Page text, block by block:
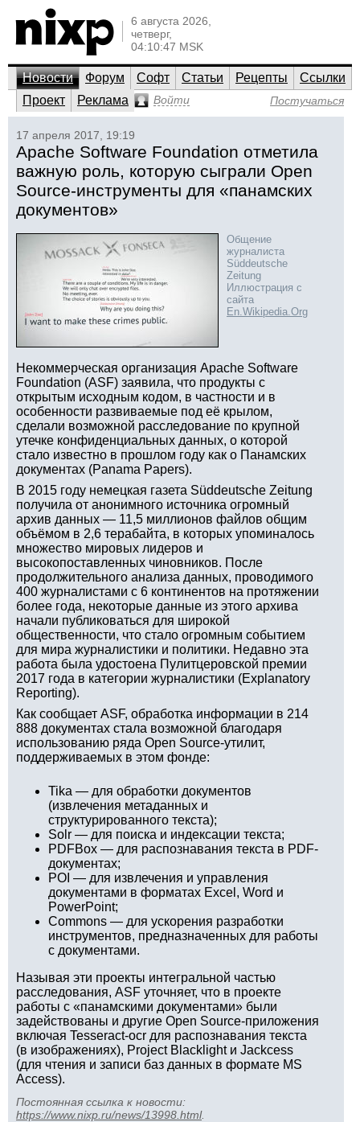
6 августа 2026,
четверг,
04:10:47 MSK
Новости Форум Софт Статьи Рецепты
Ссылки
Проект
Реклама Войти Постучаться
17 апреля 2017, 19:19
Apache Software Foundation отметила
важную роль, которую сыграли Open
Source-инструменты для «панамских
документов»
Общение
журналиста
Süddeutsche
Zeitung
Иллюстрация с
сайта
En.Wikipedia.Org
Некоммерческая организация Apache Software
Foundation (ASF) заявила, что продукты с
открытым исходным кодом, в частности и в
особенности развиваемые под её крылом,
сделали возможной расследование по крупной
утечке конфиденциальных данных, о которой
стало известно в прошлом году как о Панамских
документах (Panama Papers).
В 2015 году немецкая газета Süddeutsche Zeitung
получила от анонимного источника огромный
архив данных — 11,5 миллионов файлов общим
объёмом в 2,6 терабайта, в которых упоминалось
множество мировых лидеров и
высокопоставленных чиновников. После
продолжительного анализа данных, проводимого
400 журналистами с 6 континентов на протяжении
более года, некоторые данные из этого архива
начали публиковаться для широкой
общественности, что стало огромным событием
для мира журналистики и политики. Недавно эта
работа была удостоена Пулитцеровской премии
2017 года в категории журналистики (Explanatory
Reporting).
Как сообщает ASF, обработка информации в 214
888 документах стала возможной благодаря
использованию ряда Open Source-утилит,
поддерживаемых в этом фонде:
Tika — для обработки документов
(извлечения метаданных и
структурированного текста);
Solr — для поиска и индексации текста;
PDFBox — для распознавания текста в PDF-
документах;
POI — для извлечения и управления
документами в форматах Excel, Word и
PowerPoint;
Commons — для ускорения разработки
инструментов, предназначенных для работы
с документами.
Называя эти проекты интегральной частью
расследования, ASF уточняет, что в проекте
работы с «панамскими документами» были
задействованы и другие Open Source-приложения
включая Tesseract-ocr для распознавания текста
(в изображениях), Project Blacklight и Jackcess
(для чтения и записи баз данных в формате MS
Access).
Постоянная ссылка к новости:
https://www.nixp.ru/news/13998.html.